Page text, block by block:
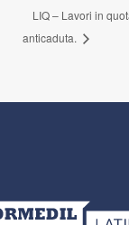
LIQ – Lavori in
anticaduta.